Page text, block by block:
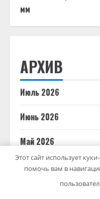
мм
АРХИВ
Июль 2026
Июнь 2026
Май 2026
Апрель 2026
Этот сайт использует
помочь вам в